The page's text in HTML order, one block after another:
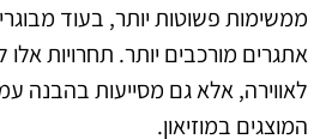
ממשימות פשוטות יותר, בעוד
אתגרים מורכבים יותר. תחרויות
לאווירה, אלא גם מסייעות בהבנה
המוצגים במוזיאון.